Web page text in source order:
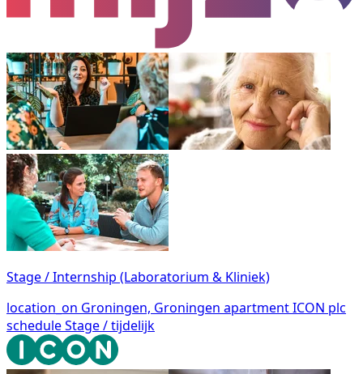
Stage / Internship (Laboratorium & Kliniek)
location_on Groningen, Groningen apartmentICON plc
scheduleStage / tijdelijk